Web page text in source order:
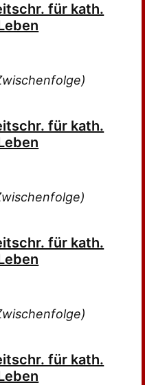
für kath.
für kath.
für kath.
für kath.